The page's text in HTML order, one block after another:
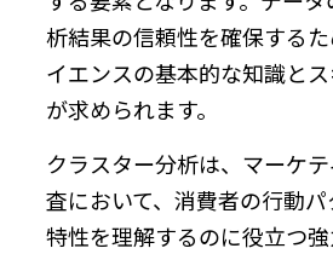
析結果の信頼性を確保する
イエンスの基本的な知識と
が求められます。
クラスター分析は、マーケ
査において、消費者の行動
特性を理解するのに役立つ